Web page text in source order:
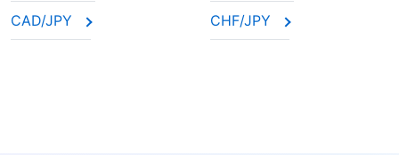
CAD/JPY CHF/JPY